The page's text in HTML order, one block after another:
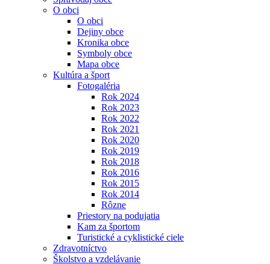
O obci
O obci
Dejiny obce
Kronika obce
Symboly obce
Mapa obce
Kultúra a šport
Fotogaléria
Rok 2024
Rok 2023
Rok 2022
Rok 2021
Rok 2020
Rok 2019
Rok 2018
Rok 2016
Rok 2015
Rok 2014
Rôzne
Priestory na podujatia
Kam za športom
Turistické a cyklistické ciele
Zdravotníctvo
Školstvo a vzdelávanie